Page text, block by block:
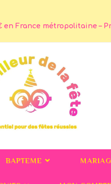
en France métropolitaine –
BAPTEME